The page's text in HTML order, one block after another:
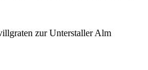
zur Unterstaller Alm